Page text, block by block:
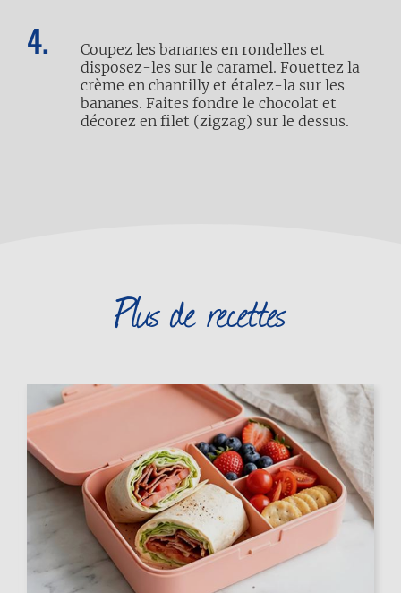
Coupez les bananes en rondelles et
disposez-les sur le caramel. Fouettez la
crème en chantilly et étalez-la sur les
bananes. Faites fondre le chocolat et
décorez en filet (zigzag) sur le dessus.
Plus de recettes